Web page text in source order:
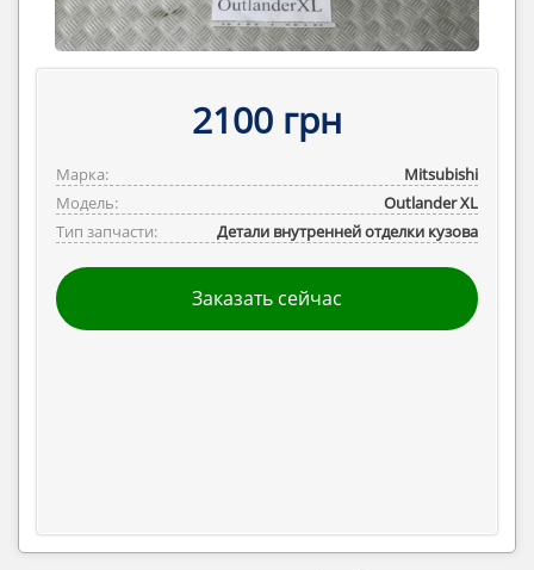
2100 грн
Марка:
Mitsubishi
Модель:
Outlander ‎XL
Тип запчасти:
Детали внутренней отделки кузова
Заказать сейчас